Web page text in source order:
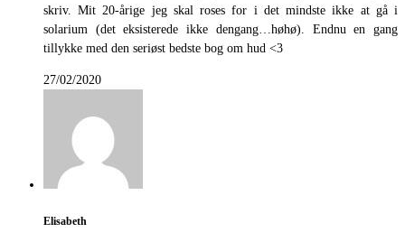
skriv. Mit 20-årige jeg skal roses for i det mindste ikke at gå i
solarium (det eksisterede ikke dengang…høhø). Endnu en gang
tillykke med den seriøst bedste bog om hud <3
27/02/2020
Elisabeth